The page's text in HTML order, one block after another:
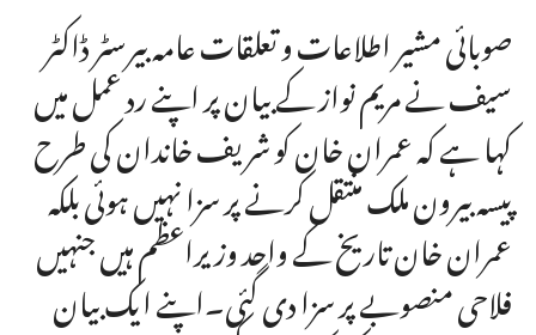
صوبائی مشیر اطلاعات و تعلقات عامہ بیرسٹر ڈاکٹر
سیف نے مریم نواز کے بیان پر اپنے رد عمل میں
کہا ہے کہ عمران خان کو شریف خاندان کی طرح
پیسہ بیرون ملک منتقل کرنے پر سزا نہیں ہوئی بلکہ
عمران خان تاریخ کے واحد وزیراعظم ہیں جنہیں
فلاحی منصوبے پر سزا دی گئی۔اپنے ایک بیان